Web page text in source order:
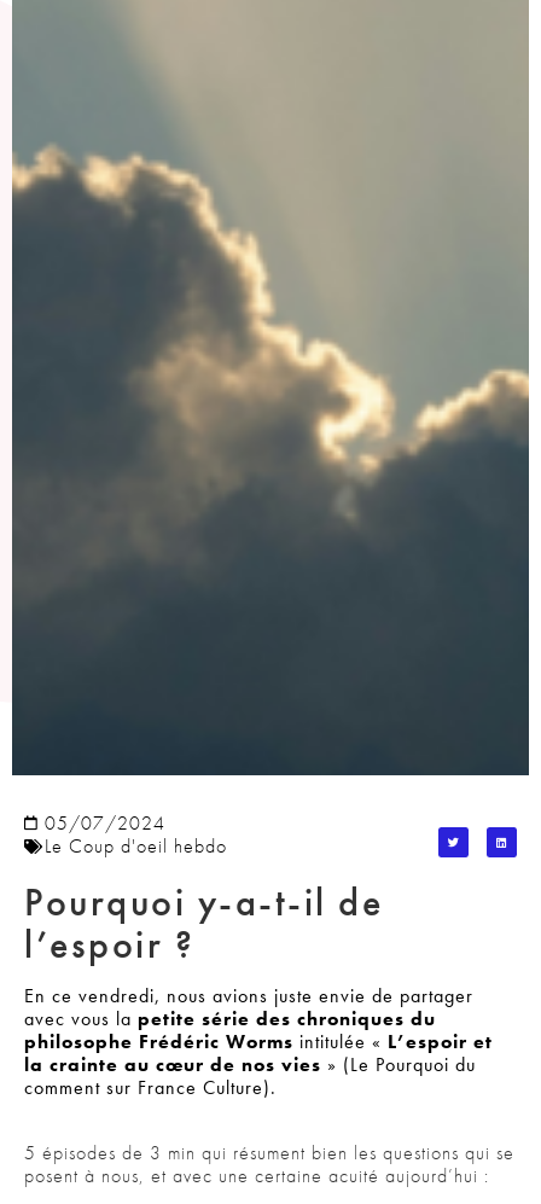
05/07/2024
Le Coup d'oeil hebdo
Pourquoi y-a-t-il de
l’espoir ?
En ce vendredi, nous avions juste envie de partager
avec vous la petite série des chroniques du
philosophe Frédéric Worms intitulée « L’espoir et
la crainte au cœur de nos vies » (Le Pourquoi du
comment sur France Culture).
5 épisodes de 3 min qui résument bien les questions qui se
posent à nous, et avec une certaine acuité aujourd’hui :